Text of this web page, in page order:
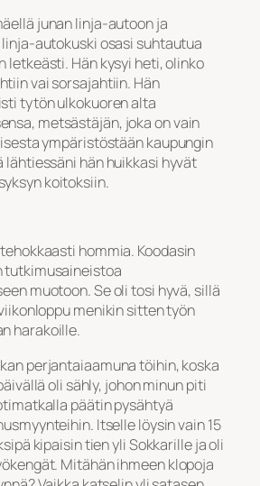
junan linja-autoon ja
autokuski osasi suhtautua
letkeästi. Hän kysyi heti, olinko
vai sorsajahtiin. Hän
tytön ulkokuoren alta
metsästäjän, joka on vain
ympäristöstään kaupungin
lähtiessäni hän huikkasi hyvät
koitoksiin.
hommia. Koodasin
tutkimusaineistoa
muotoon. Se oli tosi hyvä, sillä
menikin sitten työn
harakoille.
perjantaiaamuna töihin, koska
oli sähly, johon minun piti
päätin pysähtyä
Itselle löysin vain 15
kipaisin tien yli Sokkarille ja oli
Mitähän ihmeen klopoja